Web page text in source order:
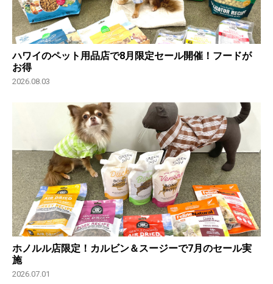
ハワイのペット用品店で8月限定セール開催！フードが
お得
2026.08.03
ホノルル店限定！カルビン＆スージーで7月のセール実
施
2026.07.01